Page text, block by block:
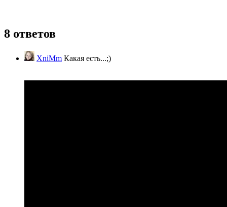
8 ответов
XniMm Какая есть...;)